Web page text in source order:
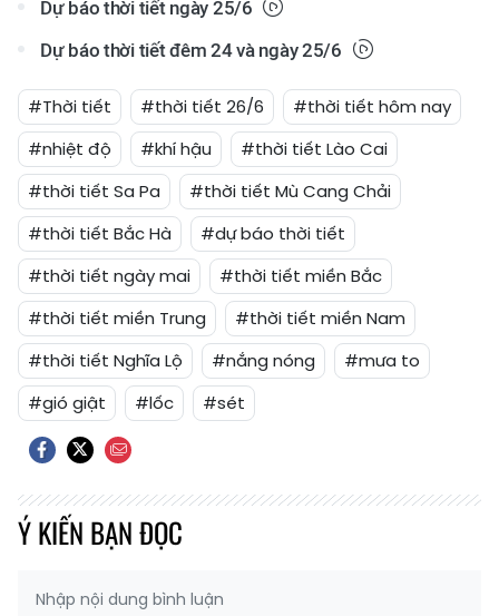
Dự báo thời tiết ngày 25/6
Dự báo thời tiết đêm 24 và ngày 25/6
#Thời tiết #thời tiết 26/6
#thời tiết hôm nay
#nhiệt độ
#khí hậu
#thời tiết Lào Cai
#thời tiết Sa Pa
#thời tiết Mù Cang Chải
#thời tiết Bắc Hà
#dự báo thời tiết
#thời tiết ngày mai
#thời tiết miền Bắc
#thời tiết miền Trung
#thời tiết miền Nam
#thời tiết Nghĩa Lộ
#nắng nóng
#mưa to
#gió giật
#lốc #sét
Ý KIẾN BẠN ĐỌC